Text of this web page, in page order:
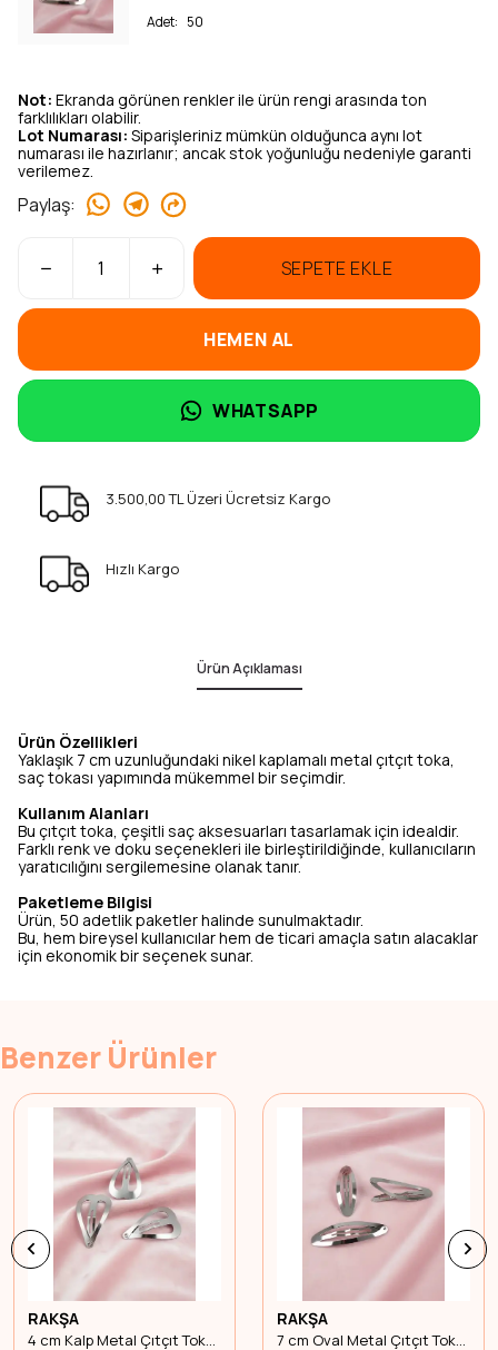
Adet: 50
Not: Ekranda görünen renkler ile ürün rengi arasında ton
farklılıkları olabilir.
Lot Numarası: Siparişleriniz mümkün olduğunca aynı lot
numarası ile hazırlanır; ancak stok yoğunluğu nedeniyle garanti
verilemez.
Paylaş:
SEPETE EKLE
HEMEN AL
WHATSAPP
3.500,00 TL Üzeri Ücretsiz Kargo
Hızlı Kargo
Ürün Açıklaması
Ürün Özellikleri
Yaklaşık 7 cm uzunluğundaki nikel kaplamalı metal çıtçıt toka,
saç tokası yapımında mükemmel bir seçimdir.
Kullanım Alanları
Bu çıtçıt toka, çeşitli saç aksesuarları tasarlamak için idealdir.
Farklı renk ve doku seçenekleri ile birleştirildiğinde, kullanıcıların
yaratıcılığını sergilemesine olanak tanır.
Paketleme Bilgisi
Ürün, 50 adetlik paketler halinde sunulmaktadır.
Bu, hem bireysel kullanıcılar hem de ticari amaçla satın alacaklar
için ekonomik bir seçenek sunar.
Benzer Ürünler
RAKŞA
4 cm Kalp Metal Çıtçıt Toka Nikel Kaplama
RAKŞA
7 cm Oval Metal Çıtçıt Toka Nikel Kaplama